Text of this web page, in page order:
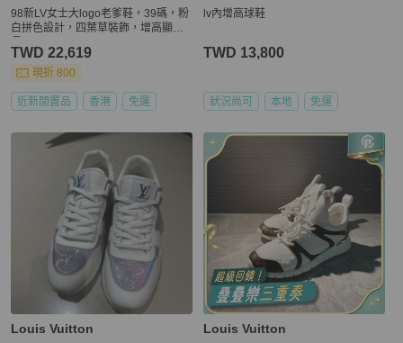
98新LV女士大logo老爹鞋，39碼，粉
白拼色設計，四葉草裝飾，增高顯腿
TWD 22,619
現折 800
近新閒置品 香港 免運
lv內增高球鞋
TWD 13,800
狀況尚可 本地 免運
Louis Vuitton Louis Vuitton